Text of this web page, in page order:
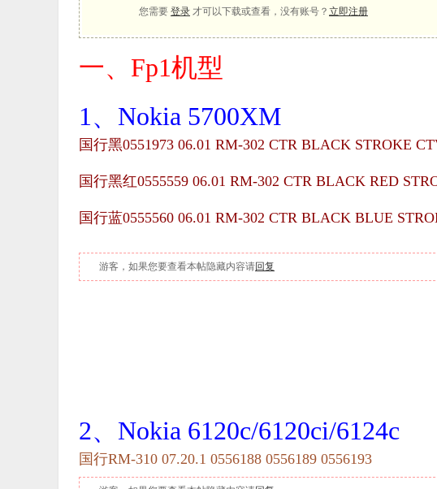
您需要 登录 才可以下载或查看，没有账号？ 立即注册
一、Fp1机型
1、Nokia 5700XM
国行黑0551973 06.01 RM-302 CTR BLACK STROKE
国行黑红0555559 06.01 RM-302 CTR BLACK RED
国行蓝0555560 06.01 RM-302 CTR BLACK BLUE
游客，如果您要查看本帖隐藏内容请回复
2、Nokia 6120c/6120ci/6124c
国行RM-310 07.20.1 0556188 0556189 0556193